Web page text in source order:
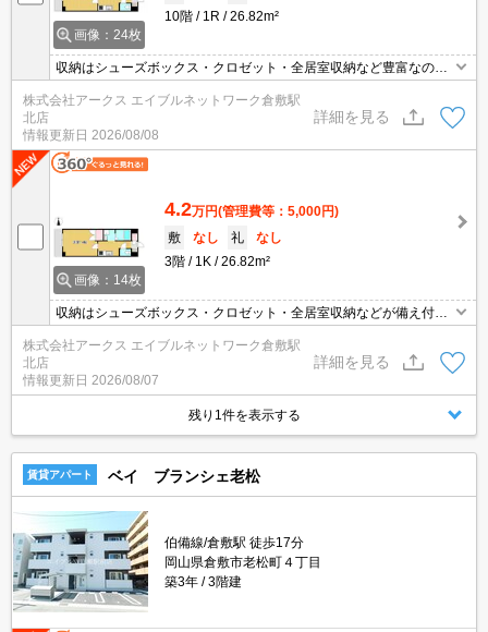
画像：24枚
10階
1R 26.82m²
収納はシューズボックス・クロゼット・全居室収納など豊富なの
で、広々と空間を利用することも可能です。知らない来訪者が玄関
前まで来ることが減るので防犯対策につながるオートロック機能を
備えております。独立洗面台を採用しているので、歯ブラシやドラ
イヤーなどをまとめて収納できます。こちらはマンションタイプに
なります。
株式会社アークス エイブルネットワーク倉敷駅
北店
情報更新日 2026/08/08
詳細を見る
画像：14枚
4.2万円(管理費等：5,000円)
敷
なし 礼
なし
3階
1K 26.82m²
収納はシューズボックス・クロゼット・全居室収納などが備え付け
られているので、衣類や日用品の収納に重宝します。オートロック
と玄関の鍵で二重で守られているのでより安全に暮らせます。独立
洗面台が付いているので、歯ブラシやドライヤーなどをまとめて収
納できます。利便性の高い徒歩10分の物件です。
株式会社アークス エイブルネットワーク倉敷駅
北店
情報更新日 2026/08/07
詳細を見る
残り1件を表示する
賃貸アパート ベイ ブランシェ老松
伯備線/倉敷駅 徒歩17分
岡山県倉敷市老松町４丁目
築3年
3階建